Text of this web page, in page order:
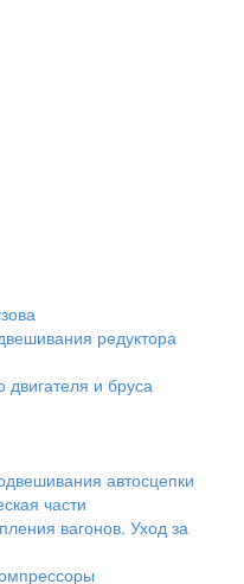
редуктора
двигателя и бруса
автосцепки
части
вагонов. Уход за